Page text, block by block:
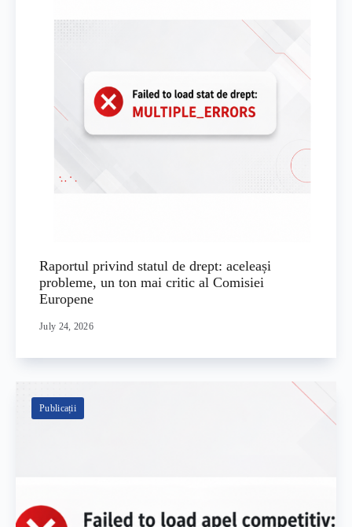
Raportul privind statul de drept: aceleași
probleme, un ton mai critic al Comisiei
Europene
July 24, 2026
Publicații